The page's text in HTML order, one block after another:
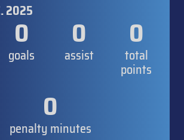
2025
0
goals
0
assist
0
total
points
0
penalty minutes